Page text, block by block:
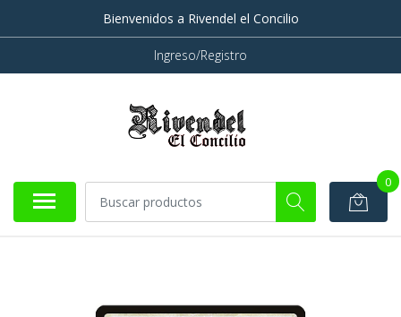
Bienvenidos a Rivendel el Concilio
Ingreso/Registro
0